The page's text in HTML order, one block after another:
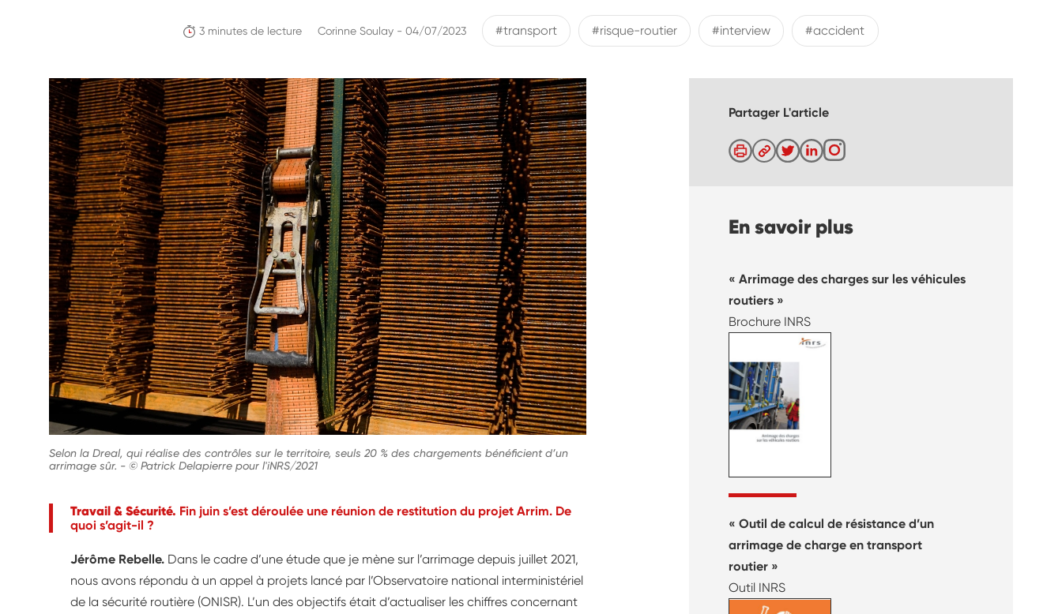
3 minutes de lecture Corinne Soulay - 04/07/2023 #transport #risque-routier #interview #accident
Selon la Dreal, qui réalise des contrôles sur le territoire, seuls 20 % des chargements bénéficient d’un
arrimage sûr. - © Patrick Delapierre pour l'iNRS/2021
Travail & Sécurité. Fin juin s’est déroulée une réunion de restitution du projet Arrim. De
quoi s’agit-il ?
Jérôme Rebelle. Dans le cadre d’une étude que je mène sur l’arrimage depuis juillet 2021,
nous avons répondu à un appel à projets lancé par l’Observatoire national interministériel
de la sécurité routière (ONISR). L’un des objectifs était d’actualiser les chiffres concernant
Partager L'article
En savoir plus
Arrimage des charges sur les véhicules
routiers
Brochure INRS
« Outil de calcul de résistance d’un
arrimage de charge en transport
routier »
Outil INRS